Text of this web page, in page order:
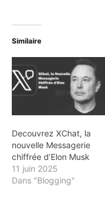
Similaire
Decouvrez XChat, la
nouvelle Messagerie
chiffrée d’Elon Musk
11 juin 2025
Dans "Blogging"